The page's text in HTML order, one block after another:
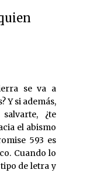
se va a
Y si además,
¿te
el abismo
593 es
Cuando lo
de letra y